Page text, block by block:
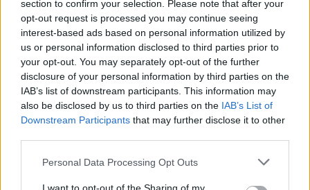
section to confirm your selection. Please note that after your
opt-out request is processed you may continue seeing
interest-based ads based on personal information utilized by
us or personal information disclosed to third parties prior to
your opt-out. You may separately opt-out of the further
disclosure of your personal information by third parties on the
IAB’s list of downstream participants. This information may
also be disclosed by us to third parties on the IAB’s List of
Downstream Participants that may further disclose it to other
Please note that this website/app uses one or more Google
Personal Data Processing Opt Outs
Sigue leyendo
CRIPTOMONEDAS